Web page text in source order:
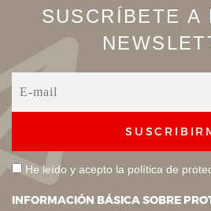
SUSCRÍBETE A
He leído y acepto la política de
INFORMACIÓN BÁSICA SOBRE